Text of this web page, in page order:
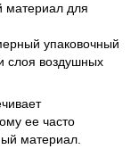
материал для
упаковочный
слоя воздушных
ее часто
материал.